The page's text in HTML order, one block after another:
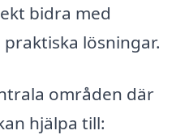
bidra med
lösningar.
områden där
hjälpa till: